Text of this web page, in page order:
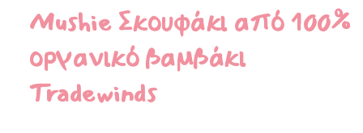
Mushie Σκουφάκι από 100%
οργανικό βαμβάκι
Tradewinds